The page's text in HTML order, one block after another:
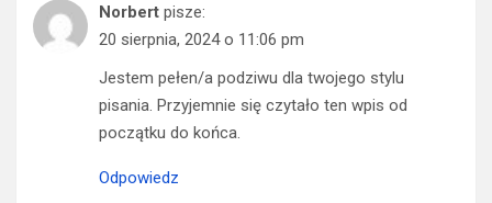
Norbert pisze:
20 sierpnia, 2024 o 11:06 pm
Jestem pełen/a podziwu dla twojego stylu
pisania. Przyjemnie się czytało ten wpis od
początku do końca.
Odpowiedz